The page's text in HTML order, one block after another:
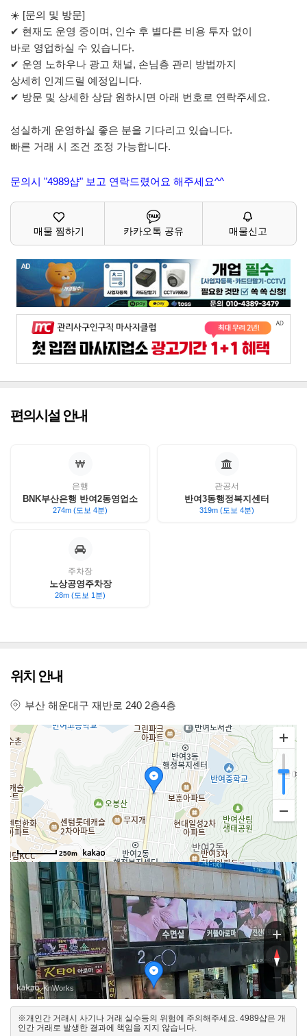
☀️ [문의 및 방문]
✔ 현재도 운영 중이며, 인수 후 별다른 비용 투자 없이
바로 영업하실 수 있습니다.
✔ 운영 노하우나 광고 채널, 손님층 관리 방법까지
상세히 인계드릴 예정입니다.
✔ 방문 및 상세한 상담 원하시면 아래 번호로 연락주세요.
성실하게 운영하실 좋은 분을 기다리고 있습니다.
빠른 거래 시 조건 조정 가능합니다.
문의시 "4989샵" 보고 연락드렸어요 해주세요^^
매물 찜하기 카카오톡 공유 매물신고
편의시설 안내
은행
BNK부산은행 반여2동영업소
274m (도보 4분)
관공서
반여3동행정복지센터
319m (도보 4분)
주차장
노상공영주차장
28m (도보 1분)
위치 안내
부산 해운대구 재반로 240 2층4층
250m
242번길
번길
서
동
, KnWorks
※개인간 거래시 사기나 거래 실수등의 위험에 주의해주세요. 4989샵은 개
인간 거래로 발생한 결과에 책임을 지지 않습니다.